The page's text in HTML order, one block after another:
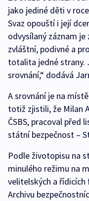
jako jediné děti v
Svaz opouští i její
odvysílaný záznam
zvláštní, podivné a
totalita jedné strany.
srovnání,“ dodává
A srovnání je na
totiž zjistili, že Milan
ČSBS, pracoval před
státní bezpečnost –
Podle životopisu na
minulého režimu na
velitelských a řídicích
Archivu